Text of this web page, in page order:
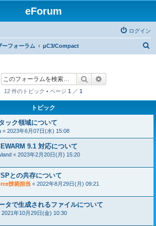
eForum
ログイン
ーフォーラム μC3/Compact
検索
12 件のトピック • ページ 1 ／ 1
トピック
ック領域について
« 2023年6月07日(水) 15:08
9.1 対応について
« 2023年2月20日(月) 15:20
との共存について
技術担当 « 2022年8月29日(月) 09:21
タで生成されるファイルについて
2021年10月29日(金) 10:30